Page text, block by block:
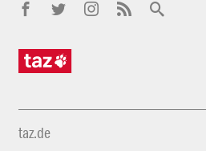
taz.de